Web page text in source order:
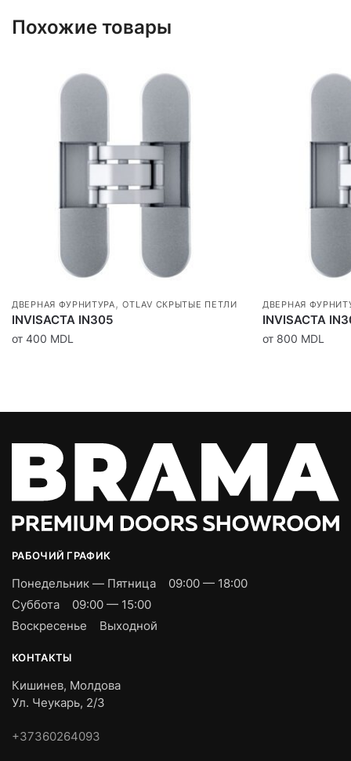
Похожие товары
ДВЕРНАЯ ФУРНИТУРА,OTLAV СКРЫТЫЕ ПЕТЛИ
INVISACTA IN305
от 400 MDL
ДВЕРНАЯ
INVISACTA
от 800 MDL
РАБОЧИЙ ГРАФИК
Понедельник — Пятница 09:00 — 18:00
Суббота 09:00 — 15:00
Воскресенье Выходной
КОНТАКТЫ
Кишинев, Молдова
Ул. Чеукарь, 2/3
+37360264093